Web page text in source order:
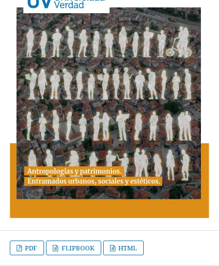
PDF FLIPBOOK HTML